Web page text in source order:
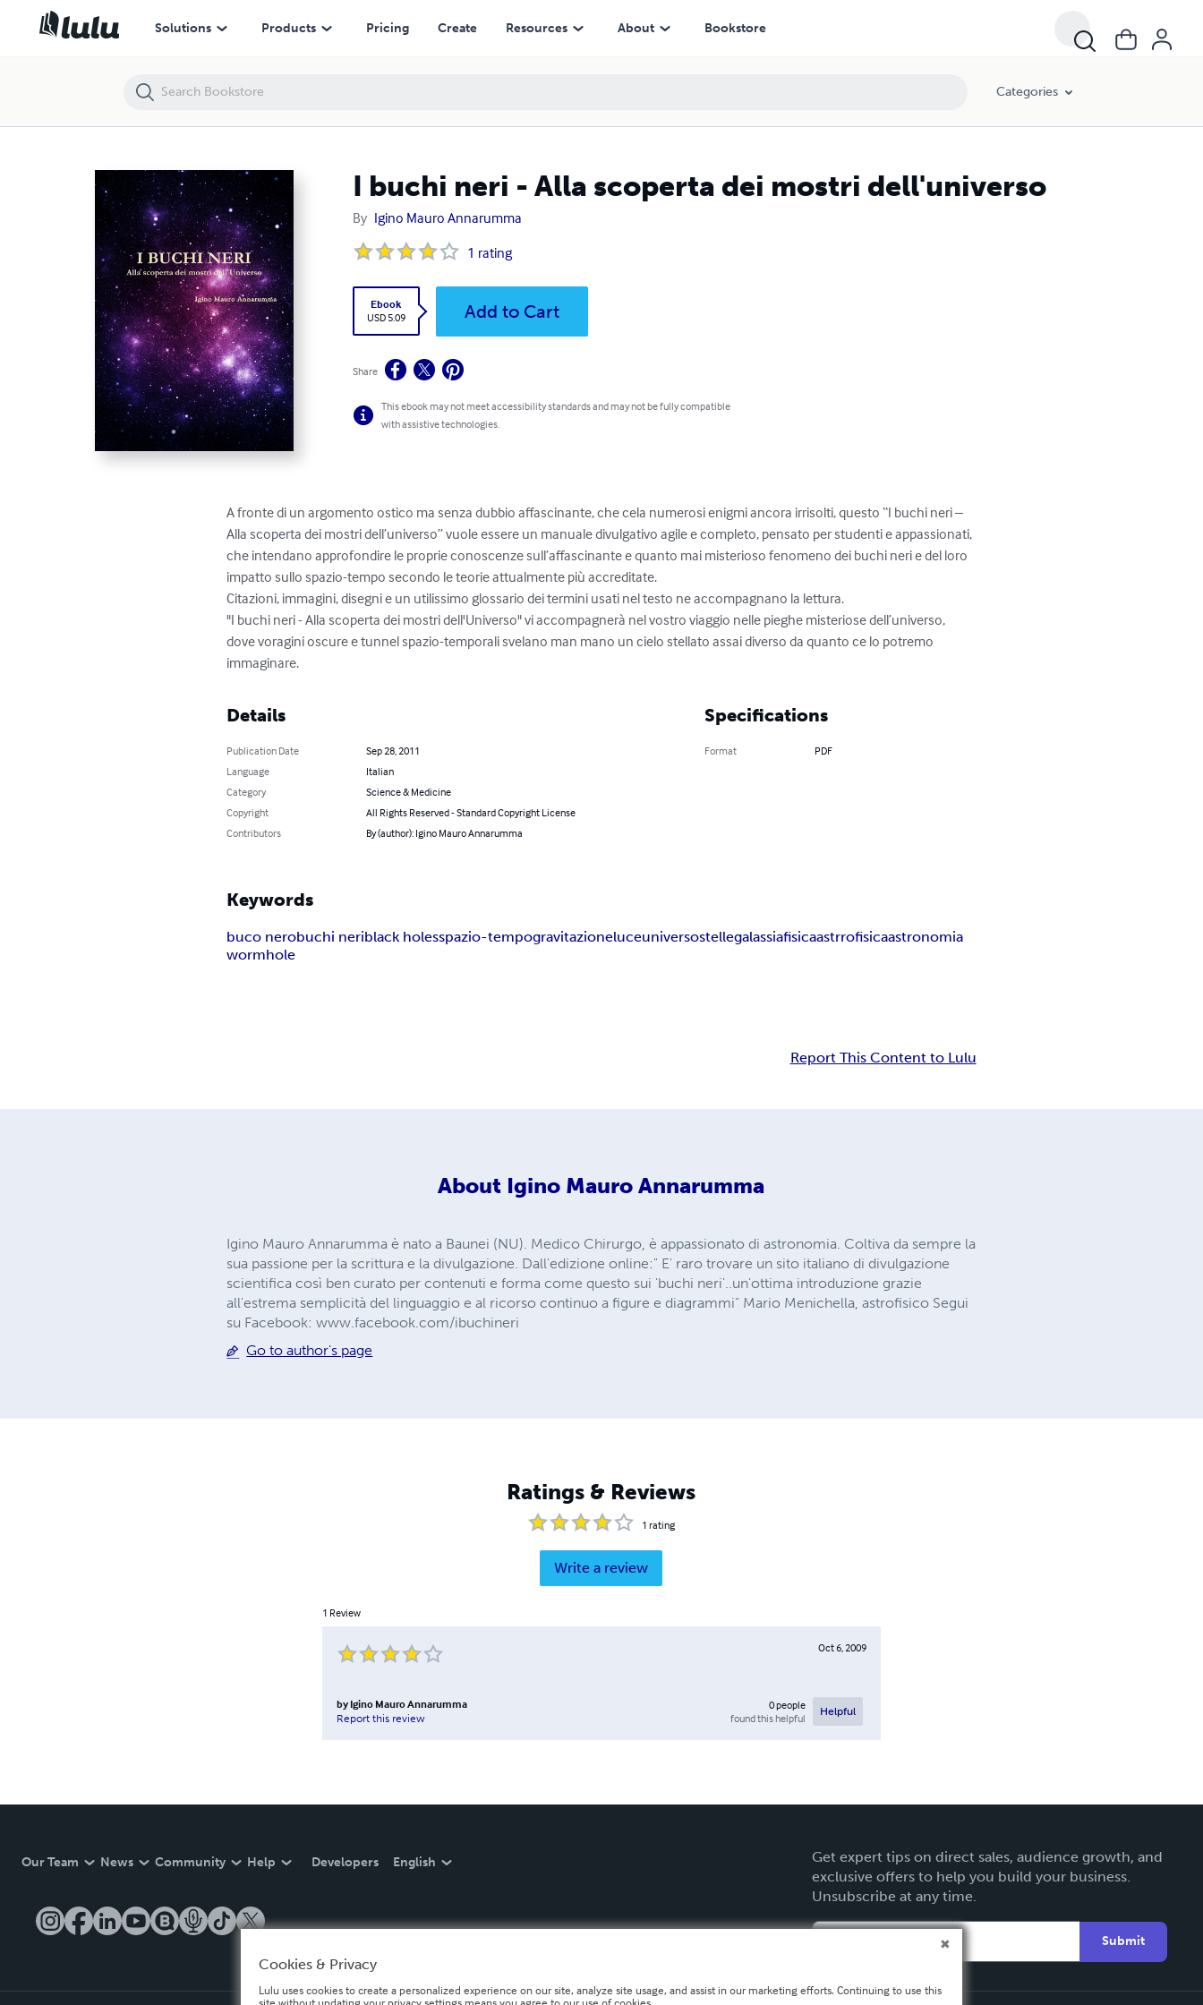
Solutions Products Pricing Create Resources About Bookstore
Categories
I buchi neri - Alla scoperta dei mostri dell'universo
By Igino Mauro Annarumma
1 rating
Ebook
USD 5.09
Add to Cart
Share
This ebook may not meet accessibility standards and may not be fully compatible
with assistive technologies.
A fronte di un argomento ostico ma senza dubbio affascinante, che cela numerosi enigmi ancora irrisolti, questo “I buchi neri –
Alla scoperta dei mostri dell’universo” vuole essere un manuale divulgativo agile e completo, pensato per studenti e appassionati,
che intendano approfondire le proprie conoscenze sull’affascinante e quanto mai misterioso fenomeno dei buchi neri e del loro
impatto sullo spazio-tempo secondo le teorie attualmente più accreditate.
Citazioni, immagini, disegni e un utilissimo glossario dei termini usati nel testo ne accompagnano la lettura.
"I buchi neri - Alla scoperta dei mostri dell'Universo" vi accompagnerà nel vostro viaggio nelle pieghe misteriose dell’universo,
dove voragini oscure e tunnel spazio-temporali svelano man mano un cielo stellato assai diverso da quanto ce lo potremo
immaginare.
Details
Publication Date
Sep 28, 2011
Language
Italian
Category
Science & Medicine
Copyright
All Rights Reserved - Standard Copyright License
Contributors
By (author): Igino Mauro Annarumma
Specifications
Format PDF
Keywords
buco nerobuchi neriblack holesspazio-tempogravitazioneluceuniversostellegalassiafisicaastrrofisicaastronomia
wormhole
Report This Content to Lulu
About Igino Mauro Annarumma
Igino Mauro Annarumma è nato a Baunei (NU). Medico Chirurgo, è appassionato di astronomia. Coltiva da sempre la
sua passione per la scrittura e la divulgazione. Dall'edizione online:" E' raro trovare un sito italiano di divulgazione
scientifica così ben curato per contenuti e forma come questo sui 'buchi neri'..un'ottima introduzione grazie
all'estrema semplicità del linguaggio e al ricorso continuo a figure e diagrammi" Mario Menichella, astrofisico Segui
su Facebook: www.facebook.com/ibuchineri
Go to author's page
Ratings & Reviews
1 rating
Write a review
1 Review
Oct 6, 2009
by Igino Mauro Annarumma
Report this review
0people
found this helpful
Helpful
Our Team News Community Help Developers English
Get expert tips on direct sales, audience growth, and
exclusive offers to help you build your business.
Unsubscribe at any time.
Submit
I buchi neri - Alla scoperta dei mostri dell'universo
Cookies & Privacy
Lulu uses cookies to create a personalized experience on our site, analyze site usage, and assist in our marketing efforts. Continuing to use this